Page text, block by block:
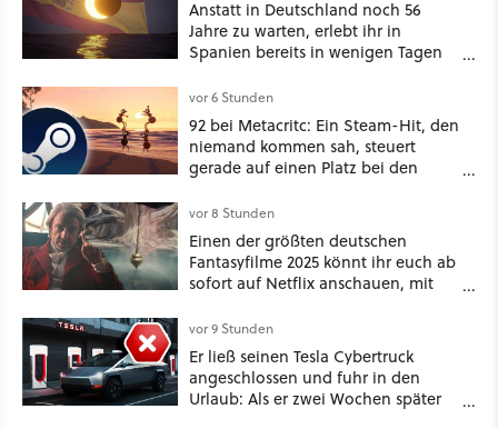
Anstatt in Deutschland noch 56
Jahre zu warten, erlebt ihr in
Spanien bereits in wenigen Tagen
vor 6 Stunden
92 bei Metacritc: Ein Steam-Hit, den
niemand kommen sah, steuert
gerade auf einen Platz bei den
vor 8 Stunden
Einen der größten deutschen
Fantasyfilme 2025 könnt ihr euch ab
sofort auf Netflix anschauen, mit
vor 9 Stunden
Er ließ seinen Tesla Cybertruck
angeschlossen und fuhr in den
Urlaub: Als er zwei Wochen später